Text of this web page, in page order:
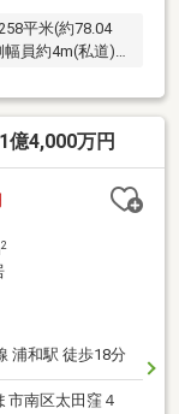
平米(約78.04
員約4m(私道)、
ありません・お
古家有、詳細は
ア東浦和店 徒歩
たま市立向小学
(約790m)■ ご希
・物件の詳細・
億4,000万円
2
浦和駅 徒歩18分
市南区太田窪４